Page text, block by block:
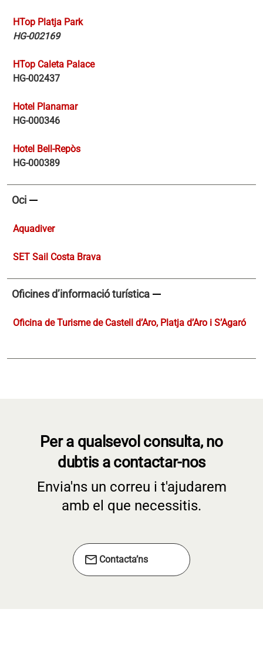
HTop Platja Park
HG-002169
HTop Caleta Palace
HG-002437
Hotel Planamar
HG-000346
Hotel Bell-Repòs
HG-000389
Oci remove
Aquadiver
SET Sail Costa Brava
Oficines d’informació turística remove
Oficina de Turisme de Castell d’Aro, Platja d’Aro i S’Agaró
Per a qualsevol consulta, no
dubtis a contactar-nos
Envia'ns un correu i t'ajudarem
amb el que necessitis.
mail Contacta’ns